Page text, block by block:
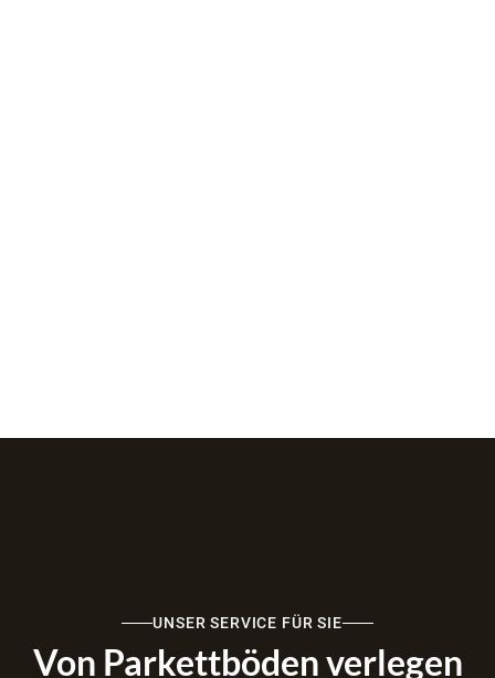
UNSER SERVICE FÜR SIE
Von Parkettböden verlegen